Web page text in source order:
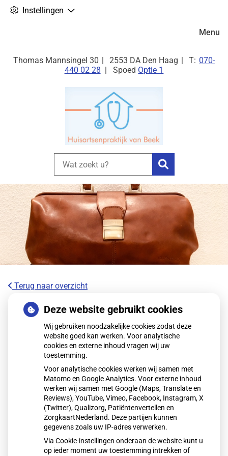
Instellingen
Thomas Mannsingel 30 2553 DA Den Haag Tel:
070-
440 02 28
Spoed Optie 1
Zoeken
Menu
Terug naar overzicht
Wereldwijde primeur voor Anna
Ziekenhuis met 3-D geprinte
heupimplantaat
Het Anna Ziekenhuis plaatste als eerste ter wereld een 3D-
geprint heupimplantaat bij een patiënt met heupdysplasie.
De innovatieve techniek kan een zware operatie voorkomen
en herstel verkorten. In samenwerking met het LUMC loopt
nu een veiligheidsonderzoek bij een kleine patiëntengroep.
Lees het hele artikel op: Nationale zorggids
Deze website gebruikt cookies
Wij gebruiken noodzakelijke cookies zodat deze
website goed kan werken. Voor analytische
cookies en externe inhoud vragen wij uw
toestemming.
Voor analytische cookies werken wij samen met
Matomo en Google Analytics. Voor externe inhoud
werken wij samen met Google (Maps, Translate en
Reviews), YouTube, Vimeo, Facebook, Instagram, X
(Twitter), Qualizorg, Patiëntenvertellen en
ZorgkaartNederland. Deze partijen kunnen
gegevens zoals uw IP-adres verwerken.
Via Cookie-instellingen onderaan de website kunt u
op ieder moment uw toestemming intrekken of